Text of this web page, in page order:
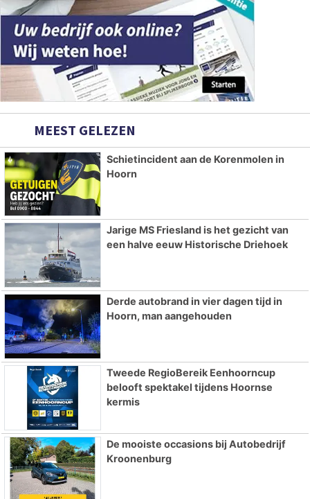
MEEST GELEZEN
Schietincident aan de Korenmolen in
Hoorn
Jarige MS Friesland is het gezicht van
een halve eeuw Historische Driehoek
Derde autobrand in vier dagen tijd in
Hoorn, man aangehouden
Tweede RegioBereik Eenhoorncup
belooft spektakel tijdens Hoornse
kermis
De mooiste occasions bij Autobedrijf
Kroonenburg